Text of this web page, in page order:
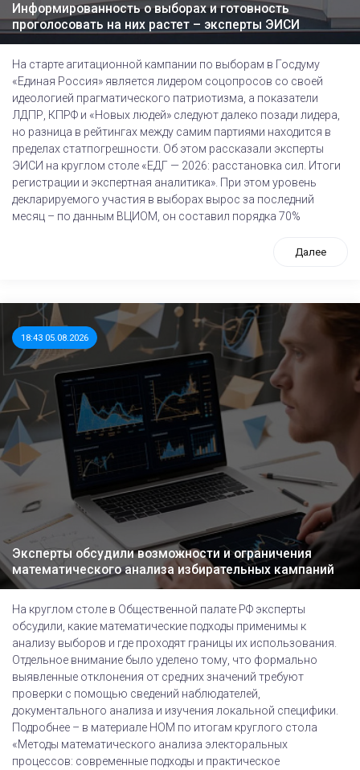
Информированность о выборах и готовность
проголосовать на них растет – эксперты ЭИСИ
На старте агитационной кампании по выборам в Госдуму
«Единая Россия» является лидером соцопросов со своей
идеологией прагматического патриотизма, а показатели
ЛДПР, КПРФ и «Новых людей» следуют далеко позади лидера,
но разница в рейтингах между самим партиями находится в
пределах статпогрешности. Об этом рассказали эксперты
ЭИСИ на круглом столе «ЕДГ — 2026: расстановка сил. Итоги
регистрации и экспертная аналитика». При этом уровень
декларируемого участия в выборах вырос за последний
месяц – по данным ВЦИОМ, он составил порядка 70%
Далее
18:43 05.08.2026
Эксперты обсудили возможности и ограничения
математического анализа избирательных кампаний
На круглом столе в Общественной палате РФ эксперты
обсудили, какие математические подходы применимы к
анализу выборов и где проходят границы их использования.
Отдельное внимание было уделено тому, что формально
выявленные отклонения от средних значений требуют
проверки с помощью сведений наблюдателей,
документального анализа и изучения локальной специфики.
Подробнее – в материале НОМ по итогам круглого стола
«Методы математического анализа электоральных
процессов: современные подходы и практическое